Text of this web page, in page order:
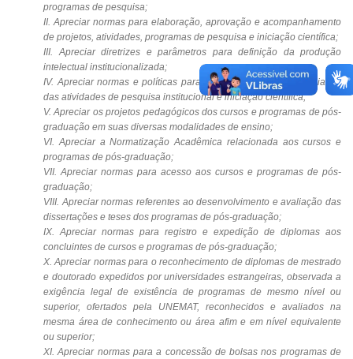
programas de pesquisa;
II. Apreciar normas para elaboração, aprovação e acompanhamento
de projetos, atividades, programas de pesquisa e iniciação científica;
III. Apreciar diretrizes e parâmetros para definição da produção
intelectual institucionalizada;
IV. Apreciar normas e políticas para o desenvolvimento e avaliação
das atividades de pesquisa institucional e iniciação científica;
V. Apreciar os projetos pedagógicos dos cursos e programas de pós-
graduação em suas diversas modalidades de ensino;
VI. Apreciar a Normatização Acadêmica relacionada aos cursos e
programas de pós-graduação;
VII. Apreciar normas para acesso aos cursos e programas de pós-
graduação;
VIII. Apreciar normas referentes ao desenvolvimento e avaliação das
dissertações e teses dos programas de pós-graduação;
IX. Apreciar normas para registro e expedição de diplomas aos
concluintes de cursos e programas de pós-graduação;
X. Apreciar normas para o reconhecimento de diplomas de mestrado
e doutorado expedidos por universidades estrangeiras, observada a
exigência legal de existência de programas de mesmo nível ou
superior, ofertados pela UNEMAT, reconhecidos e avaliados na
mesma área de conhecimento ou área afim e em nível equivalente
ou superior;
XI. Apreciar normas para a concessão de bolsas nos programas de